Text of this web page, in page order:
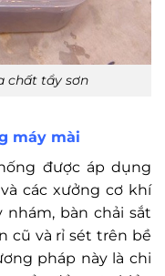
chất tẩy sơn
máy mài
được áp dụng
các xưởng cơ khí
bàn chải sắt
cũ và rỉ sét trên bề
pháp này là chi